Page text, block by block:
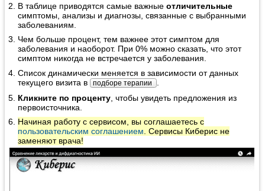
В таблице приводятся самые важныеотличительные
симптомы, анализы и диагнозы, связанные с выбранными
заболеваниям.
Чем больше процент, тем важнее этот симптом для
заболевания и наоборот. При 0% можно сказать, что этот
симптом никогда не встречается у заболевания.
Список динамически меняется в зависимости от данных
текущего визита в подборе терапии
.
Кликните по проценту , чтобы увидеть предложения из
первоисточника.
Начиная работу с сервисом, вы соглашаетесь с
пользовательским соглашением . Сервисы Киберис не
заменяют врача!